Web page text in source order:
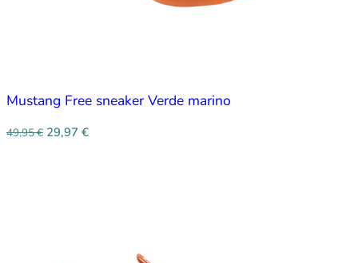
Mustang Free sneaker Verde marino
49,95€ 29,97 €